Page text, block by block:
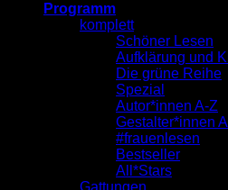
Programm
komplett
Schöner Lesen
Aufklärung und
Die grüne Reihe
Spezial
Autor*innen A-Z
Gestalter*innen
#frauenlesen
Bestseller
All*Stars